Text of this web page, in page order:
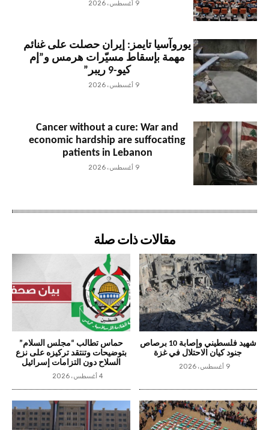
9 أغسطس، 2026
يوروآسيا تايمز: إيران حصلت على غنائم
مهمة بإسقاط مسيّرات هرمس و”إم
كيو-9 ريبر”
9 أغسطس، 2026
Cancer without a cure: War and
economic hardship are suffocating
patients in Lebanon
9 أغسطس، 2026
مقالات ذات صلة
شهيد فلسطيني وإصابة 10 برصاص
جنود كيان الاحتلال في غزة
9 أغسطس، 2026
حماس تطالب “مجلس السلام”
بتوضيحات وتنتقد تركيزه على نزع
السلاح دون التزامات إسرائيل
4 أغسطس، 2026